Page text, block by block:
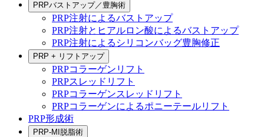
PRPバストアップ／豊胸術
PRP注射によるバストアップ
PRP注射とヒアルロン酸によるバストアップ
PRP注射によるシリコンバッグ豊胸修正
PRP + リフトアップ
PRPコラーゲンリフト
PRPスレッドリフト
PRPコラーゲンスレッドリフト
PRPコラーゲンによるポニーテールリフト
PRP形成術
PRP-MI脱脂術